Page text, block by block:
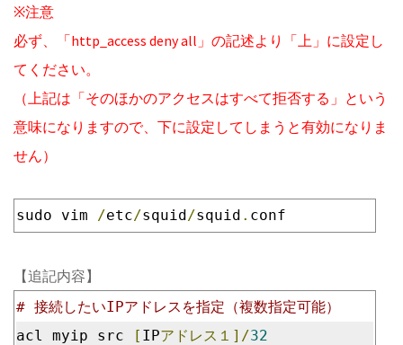
※注意
必ず、「http_access deny all」の記述より「上」に設定し
てください。
（上記は「そのほかのアクセスはすべて拒否する」という
意味になりますので、下に設定してしまうと有効になりま
せん）
sudo vim /etc/squid/squid . conf
【追記内容】
# 接続したいIPアドレスを指定（複数指定可能）
acl myip src
[ IPアドレス１]/32